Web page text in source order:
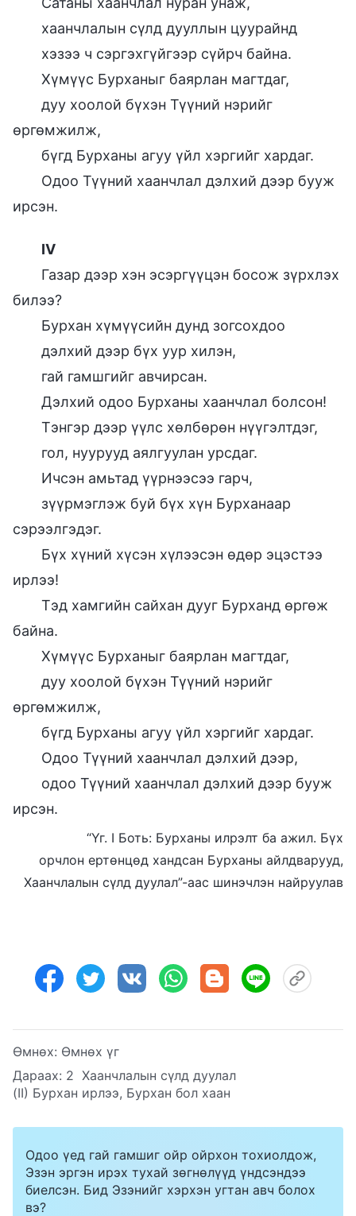
хаанчлалын сүлд дууллын цуурайнд
хэзээ ч сэргэхгүйгээр сүйрч байна.
Хүмүүс Бурханыг баярлан магтдаг,
дуу хоолой бүхэн Түүний нэрийг
өргөмжилж,
бүгд Бурханы агуу үйл хэргийг хардаг.
Одоо Түүний хаанчлал дэлхий дээр бууж
ирсэн.
IV
Газар дээр хэн эсэргүүцэн босож зүрхлэх
билээ?
Бурхан хүмүүсийн дунд зогсохдоо
дэлхий дээр бүх уур хилэн,
гай гамшгийг авчирсан.
Дэлхий одоо Бурханы хаанчлал болсон!
Тэнгэр дээр үүлс хөлбөрөн нүүгэлтдэг,
гол, нуурууд аялгуулан урсдаг.
Ичсэн амьтад үүрнээсээ гарч,
зүүрмэглэж буй бүх хүн Бурханаар
сэрээлгэдэг.
Бүх хүний хүсэн хүлээсэн өдөр эцэстээ
ирлээ!
Тэд хамгийн сайхан дууг Бурханд өргөж
байна.
Хүмүүс Бурханыг баярлан магтдаг,
дуу хоолой бүхэн Түүний нэрийг
өргөмжилж,
бүгд Бурханы агуу үйл хэргийг хардаг.
Одоо Түүний хаанчлал дэлхий дээр,
одоо Түүний хаанчлал дэлхий дээр бууж
ирсэн.
“Үг. I Боть: Бурханы илрэлт ба ажил. Бүх
орчлон ертөнцөд хандсан Бурханы айлдварууд,
Хаанчлалын сүлд дуулал”-аас шинэчлэн найруулав
Өмнөх: Өмнөх үг
Дараах: 2 Хаанчлалын сүлд дуулал
(II) Бурхан ирлээ, Бурхан бол хаан
Одоо үед гай гамшиг ойр ойрхон тохиолдож,
Эзэн эргэн ирэх тухай зөгнөлүүд үндсэндээ
биелсэн. Бид Эзэнийг хэрхэн угтан авч болох
вэ?